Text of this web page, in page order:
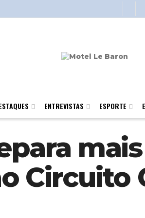
ENTREVISTAS ESPORTE
Circuito